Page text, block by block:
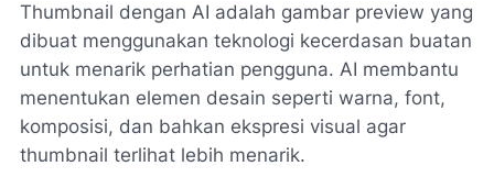
Thumbnail dengan AI adalah gambar preview yang
dibuat menggunakan teknologi kecerdasan buatan
untuk menarik perhatian pengguna. AI membantu
menentukan elemen desain seperti warna, font,
komposisi, dan bahkan ekspresi visual agar
thumbnail terlihat lebih menarik.